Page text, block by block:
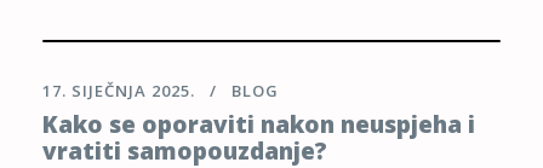
17. SIJEČNJA 2025. BLOG
Kako se oporaviti nakon neuspjeha i
vratiti samopouzdanje?